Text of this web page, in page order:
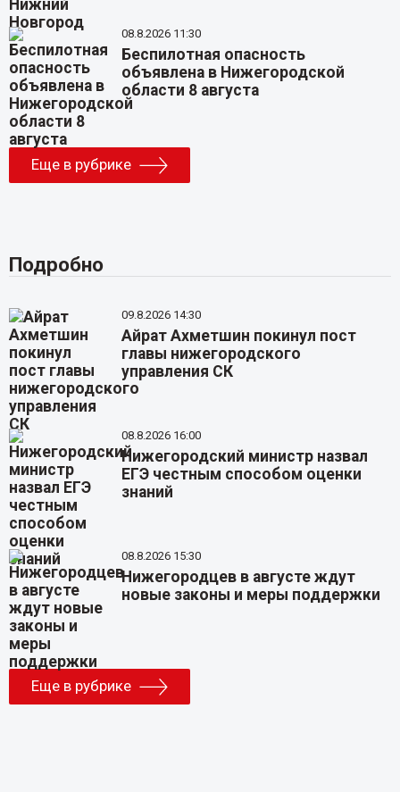
08.8.2026 11:30
Беспилотная опасность
объявлена в Нижегородской
области 8 августа
Еще в рубрике
Подробно
09.8.2026 14:30
Айрат Ахметшин покинул пост
главы нижегородского
управления СК
08.8.2026 16:00
Нижегородский министр назвал
ЕГЭ честным способом оценки
знаний
08.8.2026 15:30
Нижегородцев в августе ждут
новые законы и меры поддержки
Еще в рубрике